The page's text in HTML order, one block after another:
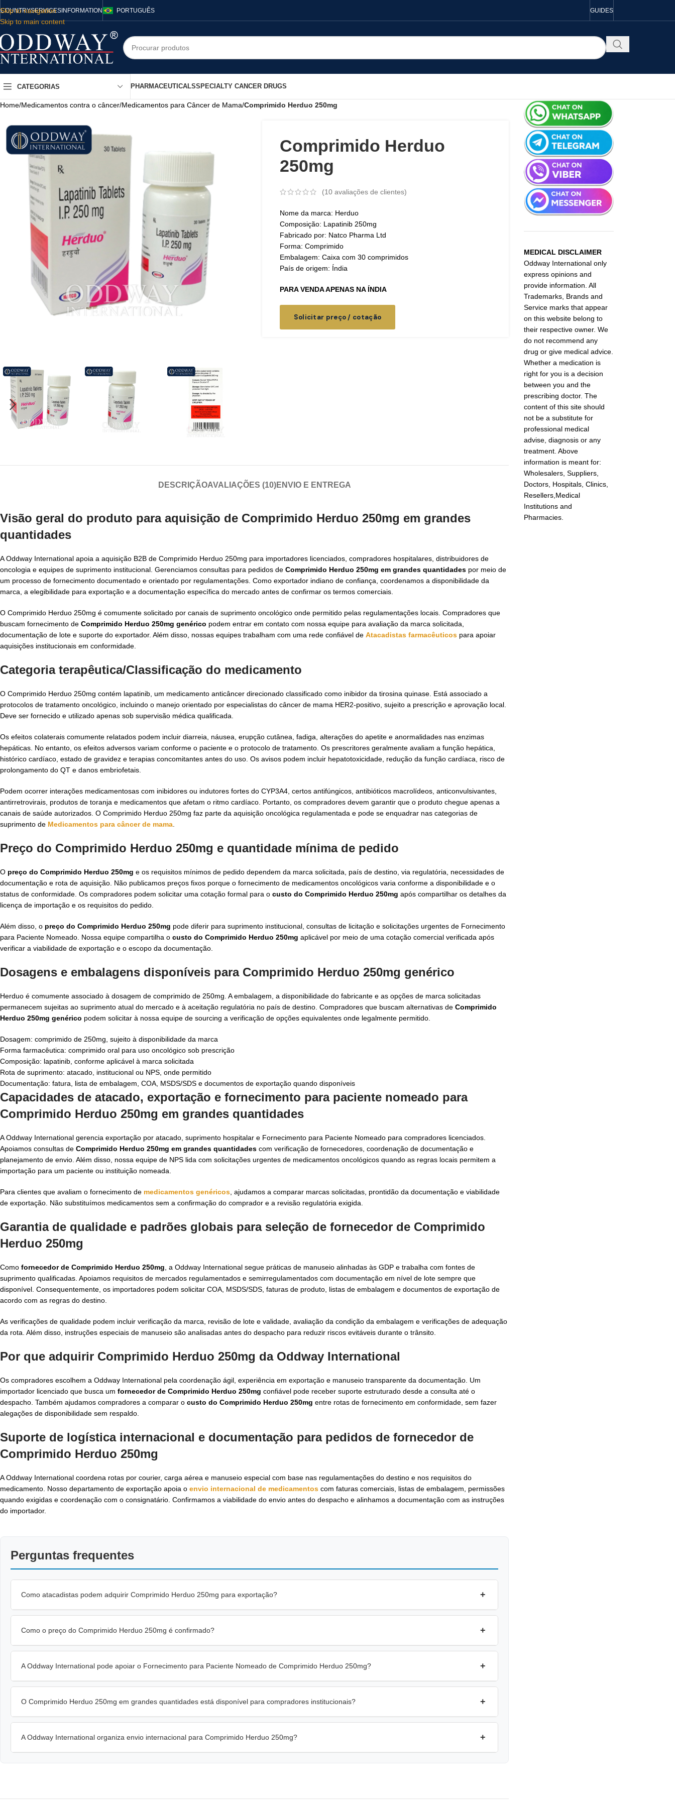
Skip to navigation
Skip to main content
COUNTRYSERVICESINFORMATION PORTUGUÊS GUIDES
CATEGORIAS PHARMACEUTICALSSPECIALTY CANCER DRUGS
Home/Medicamentos contra o câncer/Medicamentos para Câncer de Mama/Comprimido Herduo 250mg
Comprimido Herduo
250mg
(10avaliações de clientes)
Nome da marca: Herduo
Composição: Lapatinib 250mg
Fabricado por: Natco Pharma Ltd
Forma: Comprimido
Embalagem: Caixa com 30 comprimidos
País de origem: Índia
PARA VENDA APENAS NA ÍNDIA
Solicitar preço / cotação
DESCRIÇÃOAVALIAÇÕES (10)ENVIO E ENTREGA
Visão geral do produto para aquisição de Comprimido Herduo 250mg em grandes
quantidades
A Oddway International apoia a aquisição B2B de Comprimido Herduo 250mg para importadores licenciados, compradores hospitalares, distribuidores de
oncologia e equipes de suprimento institucional. Gerenciamos consultas para pedidos de Comprimido Herduo 250mg em grandes quantidades por meio de
um processo de fornecimento documentado e orientado por regulamentações. Como exportador indiano de confiança, coordenamos a disponibilidade da
marca, a elegibilidade para exportação e a documentação específica do mercado antes de confirmar os termos comerciais.
O Comprimido Herduo 250mg é comumente solicitado por canais de suprimento oncológico onde permitido pelas regulamentações locais. Compradores que
buscam fornecimento de Comprimido Herduo 250mg genérico podem entrar em contato com nossa equipe para avaliação da marca solicitada,
documentação de lote e suporte do exportador. Além disso, nossas equipes trabalham com uma rede confiável de Atacadistas farmacêuticos para apoiar
aquisições institucionais em conformidade.
Categoria terapêutica/Classificação do medicamento
O Comprimido Herduo 250mg contém lapatinib, um medicamento anticâncer direcionado classificado como inibidor da tirosina quinase. Está associado a
protocolos de tratamento oncológico, incluindo o manejo orientado por especialistas do câncer de mama HER2-positivo, sujeito a prescrição e aprovação local.
Deve ser fornecido e utilizado apenas sob supervisão médica qualificada.
Os efeitos colaterais comumente relatados podem incluir diarreia, náusea, erupção cutânea, fadiga, alterações do apetite e anormalidades nas enzimas
hepáticas. No entanto, os efeitos adversos variam conforme o paciente e o protocolo de tratamento. Os prescritores geralmente avaliam a função hepática,
histórico cardíaco, estado de gravidez e terapias concomitantes antes do uso. Os avisos podem incluir hepatotoxicidade, redução da função cardíaca, risco de
prolongamento do QT e danos embriofetais.
Podem ocorrer interações medicamentosas com inibidores ou indutores fortes do CYP3A4, certos antifúngicos, antibióticos macrolídeos, anticonvulsivantes,
antirretrovirais, produtos de toranja e medicamentos que afetam o ritmo cardíaco. Portanto, os compradores devem garantir que o produto chegue apenas a
canais de saúde autorizados. O Comprimido Herduo 250mg faz parte da aquisição oncológica regulamentada e pode se enquadrar nas categorias de
suprimento de Medicamentos para câncer de mama
Preço do Comprimido Herduo 250mg e quantidade mínima de pedido
O preço do Comprimido Herduo 250mg e os requisitos mínimos de pedido dependem da marca solicitada, país de destino, via regulatória, necessidades de
documentação e rota de aquisição. Não publicamos preços fixos porque o fornecimento de medicamentos oncológicos varia conforme a disponibilidade e o
status de conformidade. Os compradores podem solicitar uma cotação formal para o custo do Comprimido Herduo 250mg após compartilhar os detalhes da
licença de importação e os requisitos do pedido.
Além disso, o preço do Comprimido Herduo 250mg pode diferir para suprimento institucional, consultas de licitação e solicitações urgentes de Fornecimento
para Paciente Nomeado. Nossa equipe compartilha o custo do Comprimido Herduo 250mg aplicável por meio de uma cotação comercial verificada após
verificar a viabilidade de exportação e o escopo da documentação.
Dosagens e embalagens disponíveis para Comprimido Herduo 250mg genérico
Herduo é comumente associado à dosagem de comprimido de 250mg. A embalagem, a disponibilidade do fabricante e as opções de marca solicitadas
permanecem sujeitas ao suprimento atual do mercado e à aceitação regulatória no país de destino. Compradores que buscam alternativas de Comprimido
Herduo 250mg genérico podem solicitar à nossa equipe de sourcing a verificação de opções equivalentes onde legalmente permitido.
Dosagem: comprimido de 250mg, sujeito à disponibilidade da marca
Forma farmacêutica: comprimido oral para uso oncológico sob prescrição
Composição: lapatinib, conforme aplicável à marca solicitada
Rota de suprimento: atacado, institucional ou NPS, onde permitido
Documentação: fatura, lista de embalagem, COA, MSDS/SDS e documentos de exportação quando disponíveis
Capacidades de atacado, exportação e fornecimento para paciente nomeado para
Comprimido Herduo 250mg em grandes quantidades
A Oddway International gerencia exportação por atacado, suprimento hospitalar e Fornecimento para Paciente Nomeado para compradores licenciados.
Apoiamos consultas de Comprimido Herduo 250mg em grandes quantidades com verificação de fornecedores, coordenação de documentação e
planejamento de envio. Além disso, nossa equipe de NPS lida com solicitações urgentes de medicamentos oncológicos quando as regras locais permitem a
importação para um paciente ou instituição nomeada.
Para clientes que avaliam o fornecimento de medicamentos genéricos , ajudamos a comparar marcas solicitadas, prontidão da documentação e viabilidade
de exportação. Não substituímos medicamentos sem a confirmação do comprador e a revisão regulatória exigida.
Garantia de qualidade e padrões globais para seleção de fornecedor de Comprimido
Herduo 250mg
Como fornecedor de Comprimido Herduo 250mg , a Oddway International segue práticas de manuseio alinhadas às GDP e trabalha com fontes de
suprimento qualificadas. Apoiamos requisitos de mercados regulamentados e semirregulamentados com documentação em nível de lote sempre que
disponível. Consequentemente, os importadores podem solicitar COA, MSDS/SDS, faturas de produto, listas de embalagem e documentos de exportação de
acordo com as regras do destino.
As verificações de qualidade podem incluir verificação da marca, revisão de lote e validade, avaliação da condição da embalagem e verificações de adequação
da rota. Além disso, instruções especiais de manuseio são analisadas antes do despacho para reduzir riscos evitáveis durante o trânsito.
Por que adquirir Comprimido Herduo 250mg da Oddway International
Os compradores escolhem a Oddway International pela coordenação ágil, experiência em exportação e manuseio transparente da documentação. Um
importador licenciado que busca um fornecedor de Comprimido Herduo 250mg confiável pode receber suporte estruturado desde a consulta até o
despacho. Também ajudamos compradores a comparar o custo do Comprimido Herduo 250mg entre rotas de fornecimento em conformidade, sem fazer
alegações de disponibilidade sem respaldo.
Suporte de logística internacional e documentação para pedidos de fornecedor de
Comprimido Herduo 250mg
A Oddway International coordena rotas por courier, carga aérea e manuseio especial com base nas regulamentações do destino e nos requisitos do
medicamento. Nosso departamento de exportação apoia o envio internacional de medicamentos com faturas comerciais, listas de embalagem, permissões
quando exigidas e coordenação com o consignatário. Confirmamos a viabilidade do envio antes do despacho e alinhamos a documentação com as instruções
do importador.
Perguntas frequentes
Como atacadistas podem adquirir Comprimido Herduo 250mg para exportação? +
Como o preço do Comprimido Herduo 250mg é confirmado? +
A Oddway International pode apoiar o Fornecimento para Paciente Nomeado de Comprimido Herduo 250mg? +
O Comprimido Herduo 250mg em grandes quantidades está disponível para compradores institucionais? +
A Oddway International organiza envio internacional para Comprimido Herduo 250mg? +
MEDICAL DISCLAIMER
Oddway International only
express opinions and
provide information. All
Trademarks, Brands and
Service marks that appear
on this website belong to
their respective owner. We
do not recommend any
drug or give medical advice.
Whether a medication is
right for you is a decision
between you and the
prescribing doctor. The
content of this site should
not be a substitute for
professional medical
advise, diagnosis or any
treatment. Above
information is meant for:
Wholesalers, Suppliers,
Doctors, Hospitals, Clinics,
Resellers,Medical
Institutions and
Pharmacies.